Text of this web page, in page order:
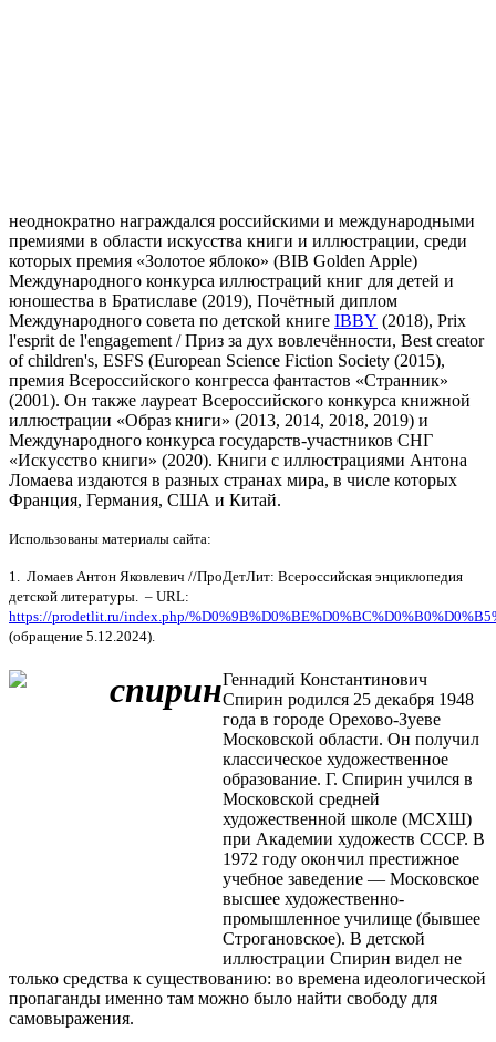
неоднократно награждался российскими и международными
премиями в области искусства книги и иллюстрации, среди
которых премия «Золотое яблоко» (BIB Golden Apple)
Международного конкурса иллюстраций книг для детей и
юношества в Братиславе (2019), Почётный диплом
Международного совета по детской книге IBBY (2018), Prix
l'esprit de l'engagement / Приз за дух вовлечённости, Best creator
of children's, ESFS (European Science Fiction Society (2015),
премия Всероссийского конгресса фантастов «Странник»
(2001). Он также лауреат Всероссийского конкурса книжной
иллюстрации «Образ книги» (2013, 2014, 2018, 2019) и
Международного конкурса государств-участников СНГ
«Искусство книги» (2020). Книги с иллюстрациями Антона
Ломаева издаются в разных странах мира, в числе которых
Франция, Германия, США и Китай.
Использованы материалы сайта:
1. Ломаев Антон Яковлевич //ПроДетЛит: Всероссийская энциклопедия
детской литературы. – URL:
https://prodetlit.ru/index.php/
(обращение 5.12.2024).
Геннадий Константинович
Спирин родился 25 декабря 1948
года в городе Орехово-Зуеве
Московской области. Он получил
классическое художественное
образование. Г. Спирин учился в
Московской средней
художественной школе (МСХШ)
при Академии художеств СССР. В
1972 году окончил престижное
учебное заведение — Московское
высшее художественно-
промышленное училище (бывшее
Строгановское). В детской
иллюстрации Спирин видел не
только средства к существованию: во времена идеологической
пропаганды именно там можно было найти свободу для
самовыражения.